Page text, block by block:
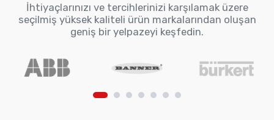
İhtiyaçlarınızı ve tercihlerinizi karşılamak üzere
seçilmiş yüksek kaliteli ürün markalarından oluşan
geniş bir yelpazeyi keşfedin.